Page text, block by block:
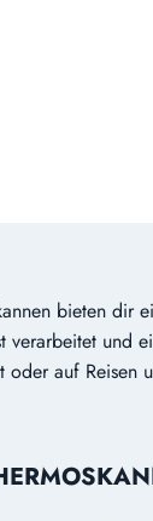
bieten dir
verarbeitet und
oder auf Reisen